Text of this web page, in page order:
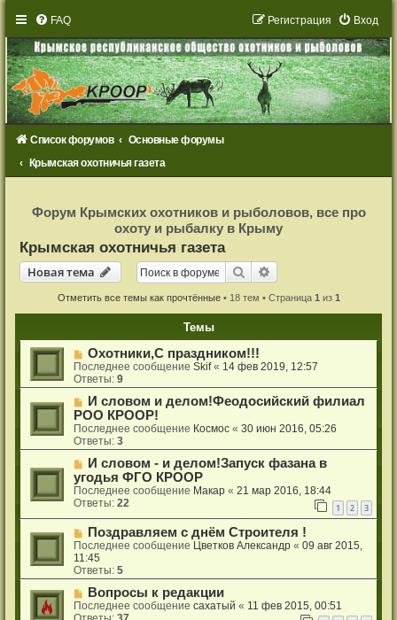
FAQ Вход
Регистрация
Список форумов
Основные форумы
Крымская охотничья газета
с
т
р
а
ц
Форум Крымских охотников и рыболовов, все про
охоту и рыбалку в Крыму
Крымская охотничья газета
Новая тема
Новаятема Поиск
Отметить все темы как прочтённые• 18 тем • Страница 1 из 1
Темы
Охотники,С праздником!!!
Последнее сообщениеSkif« 14 фев 2019, 12:57
Ответы:9
И словом и делом!Феодосийский филиал
РОО КРООР!
Последнее сообщение Космос «30 июн 2016, 05:26
Ответы:3
И словом - и делом!Запуск фазана в
угодья ФГО КРООР
Последнее сообщение Макар «21 мар 2016, 18:44
Ответы:22 1 2 3
Поздравляем с днём Строителя !
Последнее сообщение Цветков Александр «09 авг 2015,
11:45
Ответы:5
Вопросы к редакции
Последнее сообщениесахатый « 11 фев 2015, 00:51